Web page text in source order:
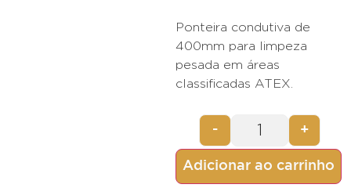
Ponteira condutiva de
400mm para limpeza
pesada em áreas
classificadas ATEX.
- +
Adicionar ao carrinho